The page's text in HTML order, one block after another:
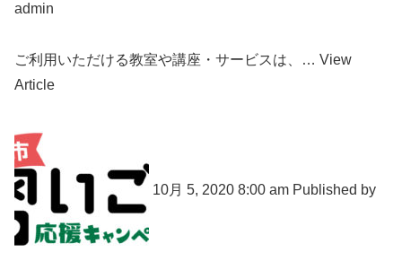
admin
ご利用いただける教室や講座・サービスは、… View
Article
10月 5, 2020 8:00 am Published by